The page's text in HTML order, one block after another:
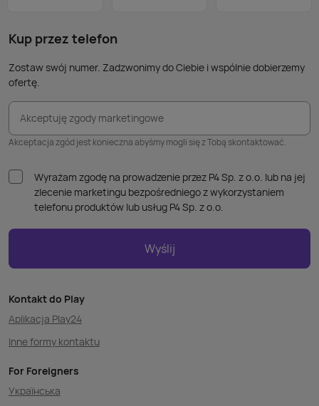
Kup przez telefon
Zostaw swój numer. Zadzwonimy do Ciebie i wspólnie dobierzemy
ofertę.
Akceptuję zgody marketingowe
Akceptacja zgód jest konieczna abyśmy mogli się z Tobą skontaktować.
Wyrażam zgodę na prowadzenie przez P4 Sp. z o.o. lub na jej
zlecenie marketingu bezpośredniego z wykorzystaniem
telefonu produktów lub usług P4 Sp. z o.o.
Wyślij
Kontakt do Play
Aplikacja Play24
Inne formy kontaktu
For Foreigners
Українська